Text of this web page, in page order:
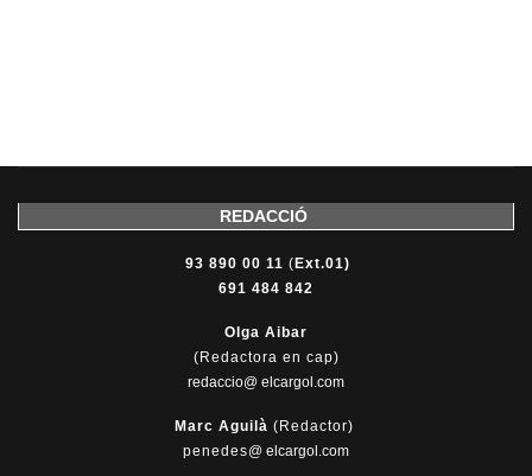
REDACCIÓ
93 890 00 11 ( Ext.01)
691 484 842
Olga Aibar
(Redactora en cap)
redaccio@ elcargol.com
Marc Aguilà (Redactor)
penedes@ elcargol.com